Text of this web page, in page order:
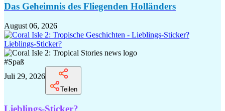
Das Geheimnis des Fliegenden Holländers
August 06, 2026
Lieblings-Sticker?
#Spaß
Juli 29, 2026
Teilen
Lieblings-Sticker?